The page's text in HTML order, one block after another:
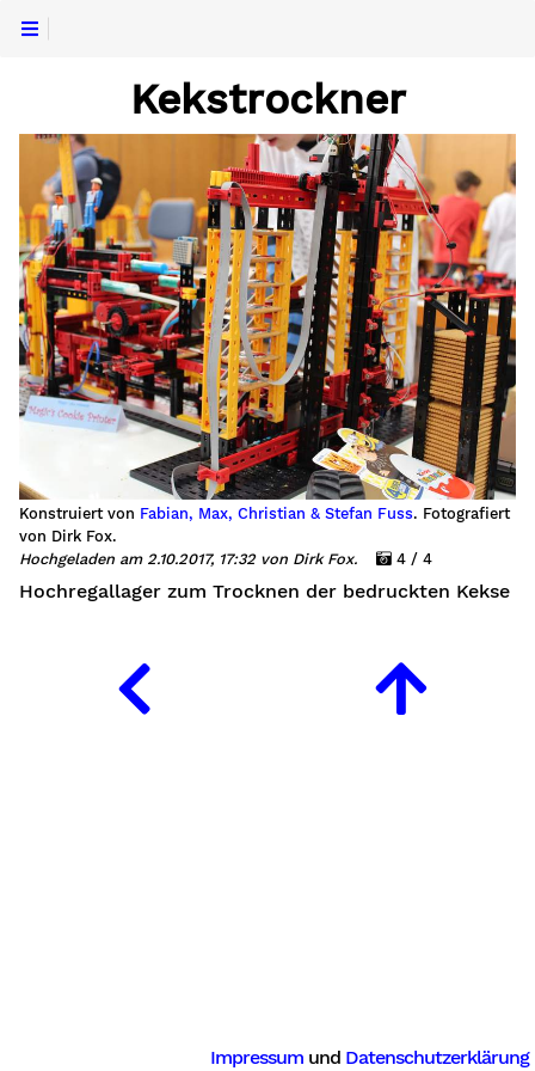
Kekstrockner
Konstruiert von Fabian, Max, Christian & Stefan Fuss. Fotografiert
von Dirk Fox.
Hochgeladen am 2.10.2017, 17:32 von Dirk Fox.
4 / 4
Hochregallager zum Trocknen der bedruckten Kekse
Impressum und Datenschutzerklärung